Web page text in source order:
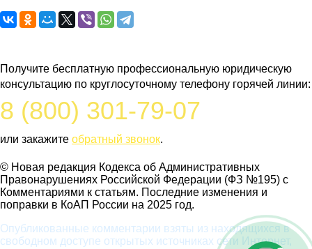
Получите бесплатную профессиональную юридическую
консультацию по круглосуточному телефону горячей линии:
8 (800) 301-79-07
или закажите обратный звонок.
© Новая редакция Кодекса об Административных
Правонарушениях Российской Федерации (ФЗ №195) c
Комментариями к статьям. Последние изменения и
поправки в КоАП России на 2025 год.
Опубликованные комментарии взяты из находящихся в
свободном доступе открытых источниках сети Интернет,